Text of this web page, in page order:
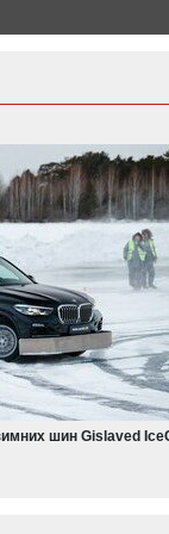
Qashqai
Porsche
Panamera
911
Mission E
шин Gislaved